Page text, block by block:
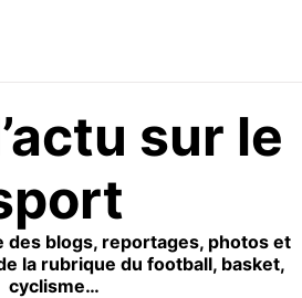
sur le
des blogs, reportages, photos et
la rubrique du football, basket,
cyclisme…